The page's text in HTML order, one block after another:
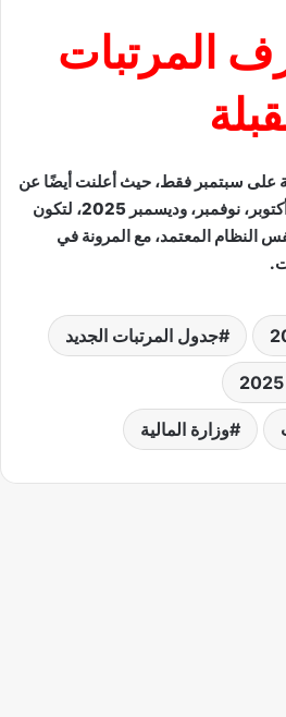
المرتبات
على سبتمبر فقط، حيث أعلنت أيضًا عن
مواعيد صرف مرتبات أشهر أكتوبر، نوفمبر، وديسمبر 2025، لتكون
شهر بنفس النظام المعتمد، مع المرونة في
جدول المرتبات الجديد
وزارة المالية